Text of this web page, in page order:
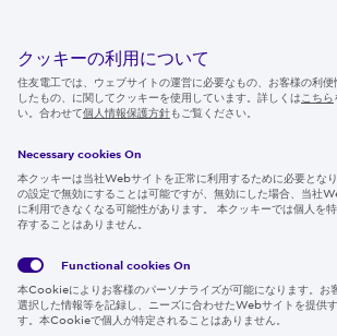
ニュースルーム
IR情報
採用情報
Global
サイト
クッキーの利用について
住友電工では、ウェブサイトの運営に必要なもの、お客様の利便
したもの、に関してクッキーを使用しています。詳しくは こちら
い。合わせて個人情報保護方針もご覧ください。
Necessary cookies On
本クッキーは当社Webサイトを正常に利用するために必要とな
の設定で無効にすることは可能ですが、無効にした場合、当社
に利用できなくなる可能性があります。 本クッキーでは個人を
存することはありません。
Functional cookies On
本Cookieによりお客様のパーソナライズが可能になります。お
選択した情報等を記録し、ニーズに合わせたWebサイトを提供
す。本Cookieで個人が特定されることはありません。